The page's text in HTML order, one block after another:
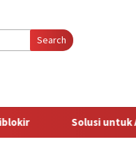
Search
Solusi untuk Akun